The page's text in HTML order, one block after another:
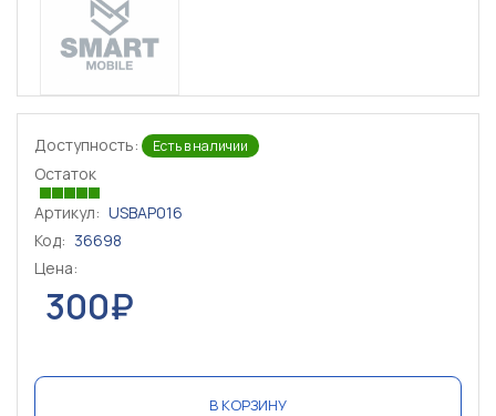
Доступность: Есть в наличии
Остаток
Артикул: USBAP016
Код: 36698
Цена:
300₽
В КОРЗИНУ